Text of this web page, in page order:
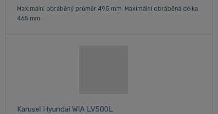
Maximální obráběný průměr 495 mm Maximální obráběná délka
465 mm
Karusel Hyundai WIA LV500L